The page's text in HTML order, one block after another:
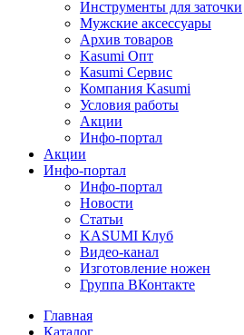
Инструменты для заточки
Мужские аксессуары
Архив товаров
Kasumi Опт
Кasumi Сервис
Компания Kasumi
Условия работы
Акции
Инфо-портал
Акции
Инфо-портал
Инфо-портал
Новости
Статьи
KASUMI Клуб
Видео-канал
Изготовление ножен
Группа ВКонтакте
Главная
Каталог